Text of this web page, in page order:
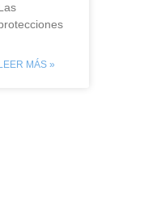
LEER MÁS »